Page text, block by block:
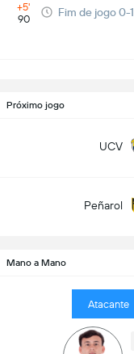
+5'
90
Fim de jogo 0-1
Próximo jogo
UCV
Peñarol
Mano a Mano
Atacante